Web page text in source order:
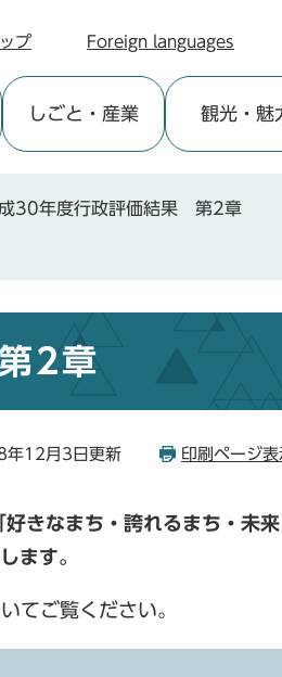
プ Foreign languages
しごと ・産業 観光・魅
30年度行政評価結果 第2章
2章
年12月3日更新 印刷ページ表
きなまち・誇れるまち・未来
ます。
てご覧ください。